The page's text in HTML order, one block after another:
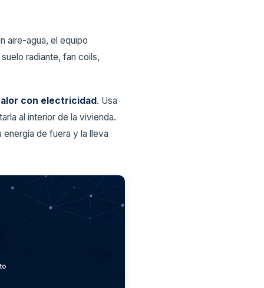
aire-agua, el equipo
radiante, fan coils,
con electricidad. Usa
al interior de la vivienda.
de fuera y la lleva